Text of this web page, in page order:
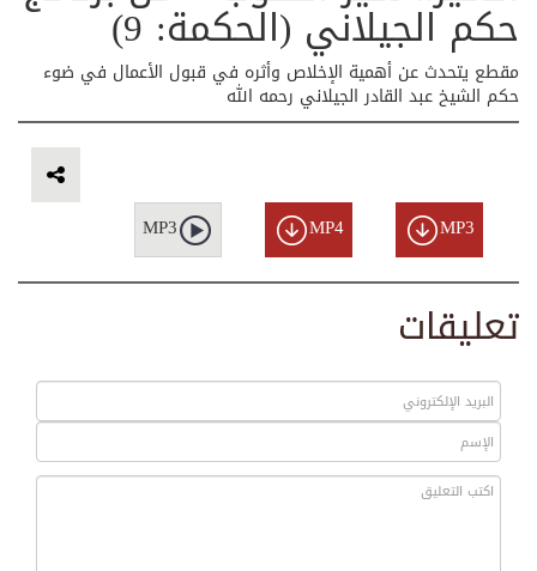
حكم الجيلاني (الحكمة: 9)
مقطع يتحدث عن أهمية الإخلاص وأثره في قبول الأعمال في ضوء
حكم الشيخ عبد القادر الجيلاني رحمه الله
MP3
MP4
MP3
تعليقات